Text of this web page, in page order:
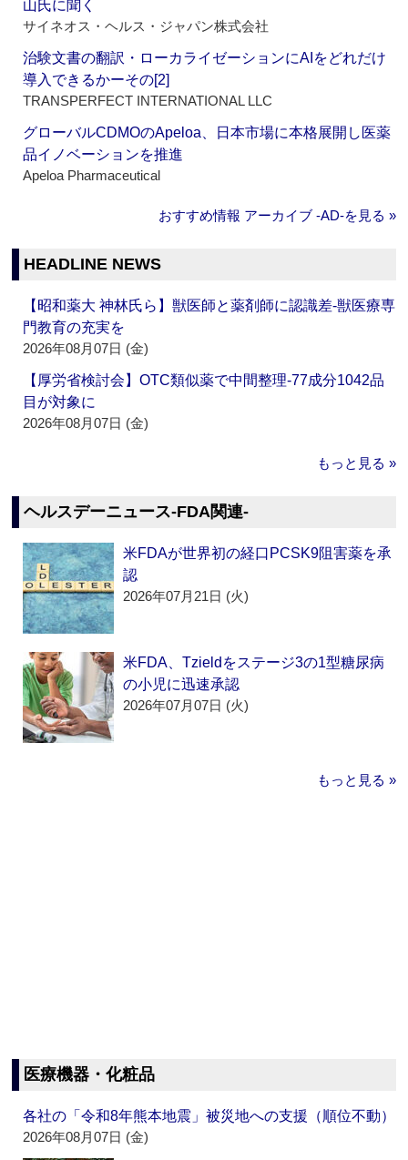
山氏に聞く
サイネオス・ヘルス・ジャパン株式会社
治験文書の翻訳・ローカライゼーションにAIをどれだけ
導入できるかーその[2]
TRANSPERFECT INTERNATIONAL LLC
グローバルCDMOのApeloa、日本市場に本格展開し医薬
品イノベーションを推進
Apeloa Pharmaceutical
おすすめ情報 アーカイブ ‐AD‐を見る »
HEADLINE NEWS
【昭和薬大 神林氏ら】獣医師と薬剤師に認識差‐獣医療専
門教育の充実を
2026年08月07日 (金)
【厚労省検討会】OTC類似薬で中間整理‐77成分1042品
目が対象に
2026年08月07日 (金)
もっと見る »
ヘルスデーニュース‐FDA関連‐
米FDAが世界初の経口PCSK9阻害薬を承
認
2026年07月21日 (火)
米FDA、Tzieldをステージ3の1型糖尿病
の小児に迅速承認
2026年07月07日 (火)
もっと見る »
医療機器・化粧品
各社の「令和8年熊本地震」被災地への支援（順位不動）
2026年08月07日 (金)